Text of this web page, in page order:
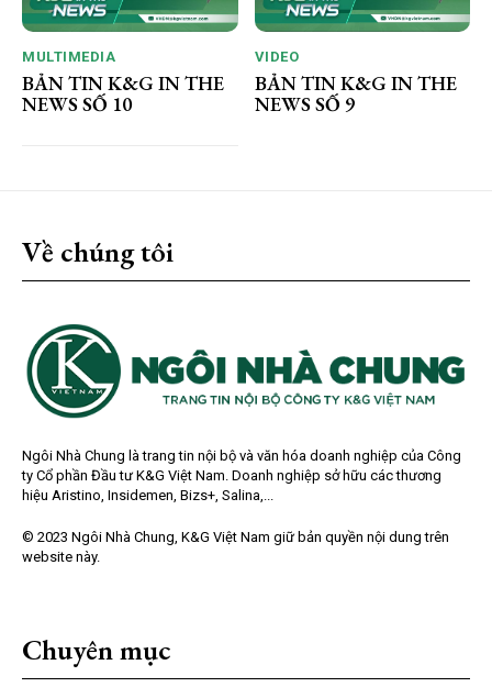
MULTIMEDIA
BẢN TIN K&G IN THE
NEWS SỐ 10
VIDEO
BẢN TIN K&G IN THE
NEWS SỐ 9
Về chúng tôi
Ngôi Nhà Chung là trang tin nội bộ và văn hóa doanh nghiệp của Công
ty Cổ phần Đầu tư K&G Việt Nam. Doanh nghiệp sở hữu các thương
hiệu Aristino, Insidemen, Bizs+, Salina,...
© 2023 Ngôi Nhà Chung, K&G Việt Nam giữ bản quyền nội dung trên
website này.
Chuyên mục